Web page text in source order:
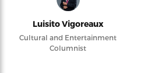
Luisito Vigoreaux
Cultural and Entertainment
Columnist